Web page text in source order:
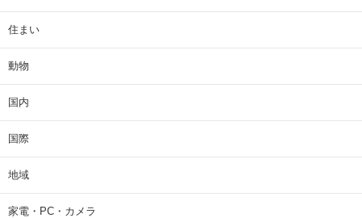
住まい
動物
国内
国際
地域
家電・PC・カメラ